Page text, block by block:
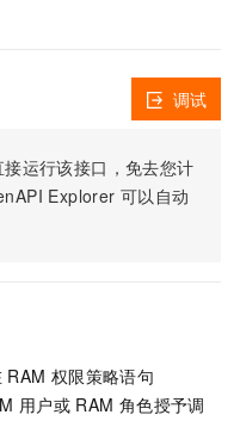
接运行该接口，免去您计
Explorer 可以自动
调试
RAM 权限策略语句
用户或 RAM 角色授予调